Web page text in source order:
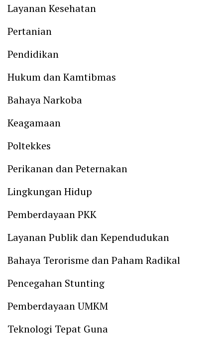
Layanan Kesehatan
Pertanian
Pendidikan
Hukum dan Kamtibmas
Bahaya Narkoba
Keagamaan
Poltekkes
Perikanan dan Peternakan
Lingkungan Hidup
Pemberdayaan PKK
Layanan Publik dan Kependudukan
Bahaya Terorisme dan Paham Radikal
Pencegahan Stunting
Pemberdayaan UMKM
Teknologi Tepat Guna